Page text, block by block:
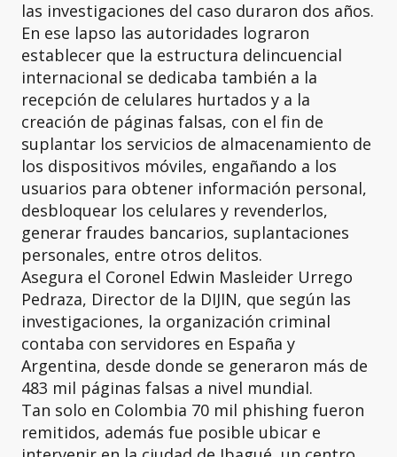
las investigaciones del caso duraron dos años.
En ese lapso las autoridades lograron
establecer que la estructura delincuencial
internacional se dedicaba también a la
recepción de celulares hurtados y a la
creación de páginas falsas, con el fin de
suplantar los servicios de almacenamiento de
los dispositivos móviles, engañando a los
usuarios para obtener información personal,
desbloquear los celulares y revenderlos,
generar fraudes bancarios, suplantaciones
personales, entre otros delitos.
Asegura el Coronel Edwin Masleider Urrego
Pedraza, Director de la DIJIN, que según las
investigaciones, la organización criminal
contaba con servidores en España y
Argentina, desde donde se generaron más de
483 mil páginas falsas a nivel mundial.
Tan solo en Colombia 70 mil phishing fueron
remitidos, además fue posible ubicar e